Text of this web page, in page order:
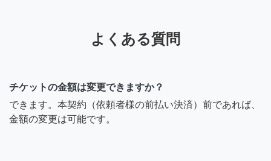
よくある質問
チケットの金額は変更できますか？
できます。本契約（依頼者様の前払い決済）前であれば、
金額の変更は可能です。